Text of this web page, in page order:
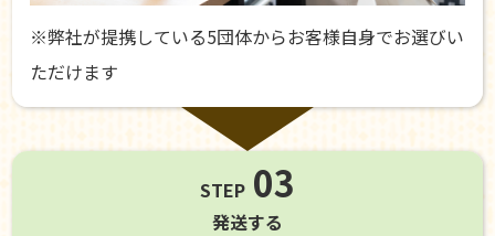
※弊社が提携している5団体からお客様自身でお選びい
ただけます
STEP 03
発送する